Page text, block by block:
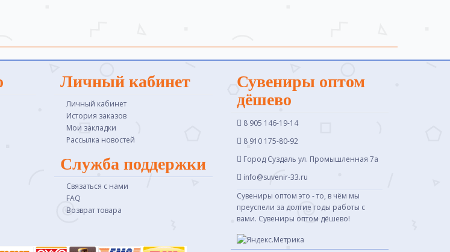
Личный кабинет
Личный кабинет
История заказов
Мои закладки
Рассылка новостей
Служба поддержки
Связаться с нами
FAQ
Возврат товара
Сувениры оптом
дёшево
8 905 146-19-14
8 910 175-80-92
Город Суздаль ул. Промышленная 7a
info@suvenir-33.ru
Сувениры оптом это - то, в чём мы
преуспели за долгие годы работы с
вами. Сувениры оптом дёшево!